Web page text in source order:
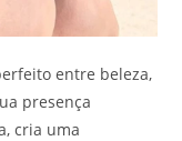
entre beleza,
presença
cria uma